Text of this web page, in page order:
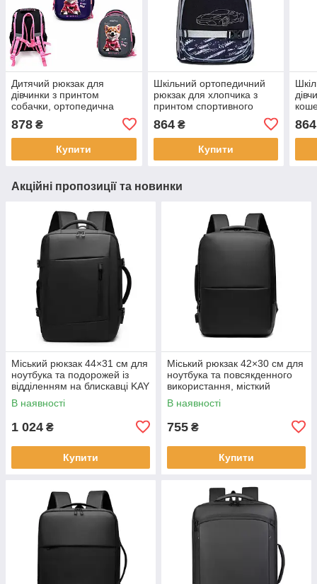
Дитячий рюкзак для
дівчинки з принтом
собачки, ортопедична
спинка, шкільний рюкзак
37×30×18 см LZ
878 ₴
Купити
Шкільний ортопедичний
рюкзак для хлопчика з
принтом спортивного
автомобіля, чорно-сірий
LZ
864₴
Купити
864
Акційні пропозиції та новинки
Міський рюкзак 44×31 см для
ноутбука та подорожей із
відділенням на блискавці KAY
В наявності
1 024 ₴
Купити
Міський рюкзак 42×30 см для
ноутбука та повсякденного
використання, місткий
чорний KAY
В наявності
755 ₴
Купити